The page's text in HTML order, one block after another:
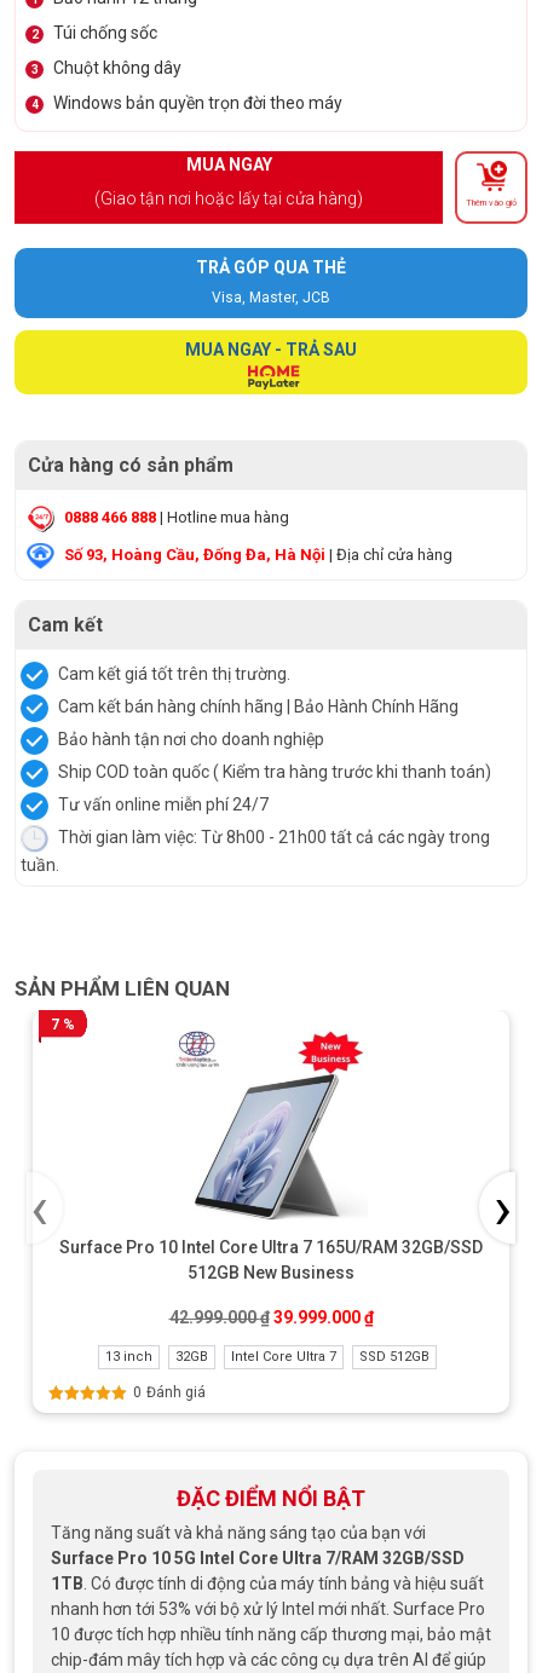
2 Túi chống sốc
3 Chuột không dây
4 Windows bản quyền trọn đời theo máy
MUA NGAY
(Giao tận nơi hoặc lấy tại cửa hàng)
Thêm vào giỏ
TRẢ GÓP QUA THẺ
Visa, Master, JCB
MUA NGAY - TRẢ SAU
Cửa hàng có sản phẩm
0888 466 888 | Hotline mua hàng
Số 93, Hoàng Cầu, Đống Đa, Hà Nội | Địa chỉ cửa hàng
Cam kết
Cam kết giá tốt trên thị trường.
Cam kết bán hàng chính hãng | Bảo Hành Chính Hãng
Bảo hành tận nơi cho doanh nghiệp
Ship COD toàn quốc ( Kiểm tra hàng trước khi thanh toán)
Tư vấn online miễn phí 24/7
Thời gian làm việc: Từ 8h00 - 21h00 tất cả các ngày trong
tuần.
SẢN PHẨM LIÊN QUAN
7 %
Surface Pro 10 Intel Core Ultra 7 165U/RAM 32GB/SSD
512GB New Business
42.999.000₫ Giá gốc là: 42.999.000 ₫.
39.999.000₫Giá hiện tại là:
13 inch 32GB Intel Core Ultra 7 SSD 512GB
Được xếp
0 Đánh giá
‹ ›
ĐẶC ĐIỂM NỔI BẬT
Tăng năng suất và khả năng sáng tạo của bạn với
Surface Pro 10 5G Intel Core Ultra 7/RAM 32GB/SSD
1TB . Có được tính di động của máy tính bảng và hiệu suất
nhanh hơn tới 53% với bộ xử lý Intel mới nhất. Surface Pro
10 được tích hợp nhiều tính năng cấp thương mại, bảo mật
chip-đám mây tích hợp và các công cụ dựa trên AI để giúp